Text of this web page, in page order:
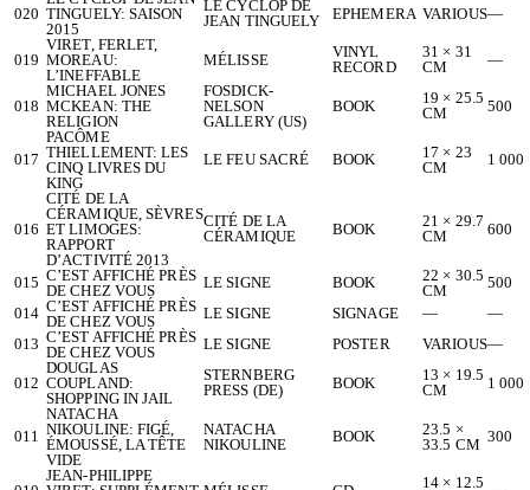
020 TINGUELY: SAISON
2015
LE CYCLOP DE
JEAN TINGUELY
EPHEMERA VARIOUS—
019
VIRET, FERLET,
MOREAU:
L’INEFFABLE
MÉLISSE
VINYL
RECORD
31 × 31
CM
—
018
MICHAEL JONES
MCKEAN: THE
RELIGION
FOSDICK-
NELSON
GALLERY (US)
BOOK
19 × 25.5
CM
500
017
PACÔME
THIELLEMENT: LES
CINQ LIVRES DU
KING
LE FEU SACRÉ BOOK
17 × 23
CM
1 000
016
CITÉ DE LA
CÉRAMIQUE, SÈVRES
ET LIMOGES:
RAPPORT
D’ACTIVITÉ 2013
CITÉ DE LA
CÉRAMIQUE
BOOK
21 × 29.7
CM
600
015 C’EST AFFICHÉ PRÈS
DE CHEZ VOUS
LE SIGNE BOOK
22 × 30.5
CM
500
014 C’EST AFFICHÉ PRÈS
DE CHEZ VOUS
LE SIGNE SIGNAGE —
—
013 C’EST AFFICHÉ PRÈS
DE CHEZ VOUS
LE SIGNE POSTER VARIOUS—
012
DOUGLAS
COUPLAND:
SHOPPING IN JAIL
STERNBERG
PRESS (DE)
BOOK
13 × 19.5
CM
1 000
011
NATACHA
NIKOULINE: FIGÉ,
ÉMOUSSÉ, LA TÊTE
VIDE
NATACHA
NIKOULINE
BOOK
23.5 ×
33.5 CM 300
JEAN-PHILIPPE
14 × 12.5